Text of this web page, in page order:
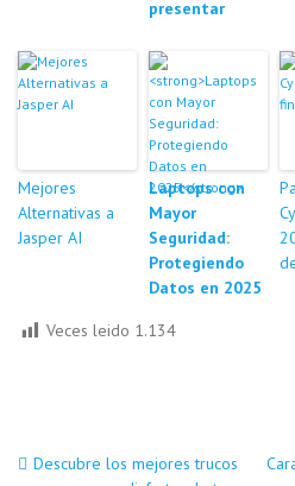
presentar
Mejores
Alternativas a
Jasper AI
Laptops con
Mayor
Seguridad:
Protegiendo
Datos en 2025
Veces leido 1.134
Descubre los mejores trucos